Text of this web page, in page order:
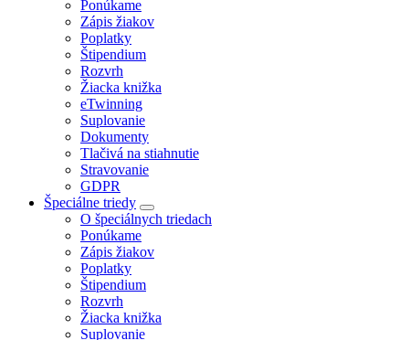
Ponúkame
Zápis žiakov
Poplatky
Štipendium
Rozvrh
Žiacka knižka
eTwinning
Suplovanie
Dokumenty
Tlačivá na stiahnutie
Stravovanie
GDPR
Špeciálne triedy
O špeciálnych triedach
Ponúkame
Zápis žiakov
Poplatky
Štipendium
Rozvrh
Žiacka knižka
Suplovanie